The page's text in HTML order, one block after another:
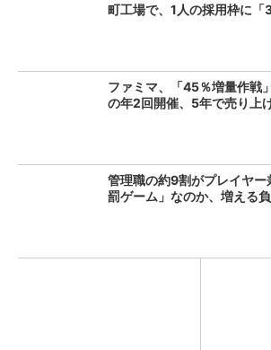
町工場で、1人の採用枠に
ファミマ、「45％増量作
の年2回開催、5年で売り上
管理職の約9割がプレイヤ
罰ゲーム」なのか、増える